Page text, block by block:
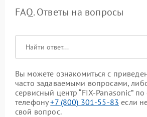
FAQ. Ответы на вопросы
Вы можете ознакомиться с
часто задаваемыми вопросами,
сервисный центр “FIX-Panasonic”
телефону+7 (800) 301-55-83 если
свой вопрос.